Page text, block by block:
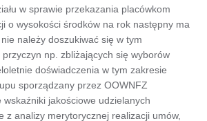
w sprawie przekazania placówkom
o wysokości środków na rok następny ma
należy doszukiwać się w tym
np. zbliżających się wyborów
doświadczenia w tym zakresie
sporządzany przez OOWNFZ
wskaźniki jakościowe udzielanych
z analizy merytorycznej realizacji umów,